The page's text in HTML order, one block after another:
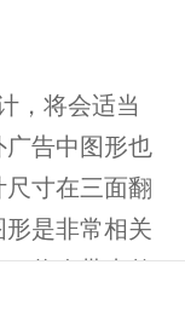
，将会适当
告中图形也
寸在三面翻
是非常相关